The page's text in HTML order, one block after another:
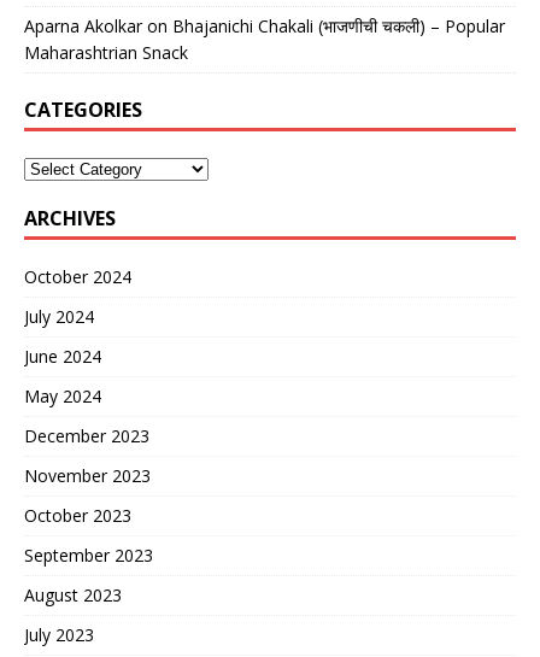
Aparna Akolkaron Bhajanichi Chakali (भाजणीची चकली) – Popular
Maharashtrian Snack
CATEGORIES
ARCHIVES
October 2024
July 2024
June 2024
May 2024
December 2023
November 2023
October 2023
September 2023
August 2023
July 2023